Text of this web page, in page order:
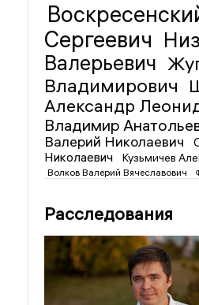
Сергеевич
Валерьевич
Владимирович
Александр
Владимир
Валерий Николаевич
Николаевич
Кузьмичев
Волков Валерий Вячеславович
Расследования